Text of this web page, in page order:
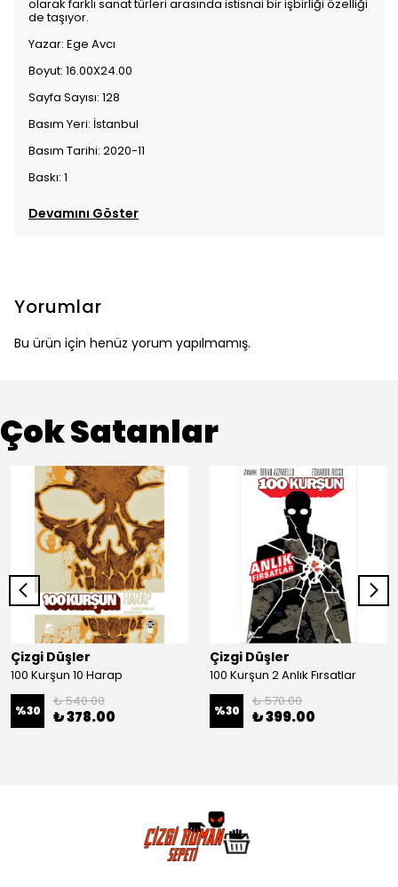
olarak farklı sanat türleri arasında istisnai bir işbirliği özelliği
de taşıyor.
Yazar: Ege Avcı
Boyut: 16.00X24.00
Sayfa Sayısı: 128
Basım Yeri: İstanbul
Basım Tarihi: 2020-11
Baskı: 1
Devamını Göster
Yorumlar
Bu ürün için henüz yorum yapılmamış.
Çok Satanlar
Çizgi Düşler
100 Kurşun 10 Harap
%30
₺ 540.00
₺ 378.00
Çizgi Düşler
100 Kurşun 2 Anlık Fırsatlar
%30
₺ 570.00
₺ 399.00